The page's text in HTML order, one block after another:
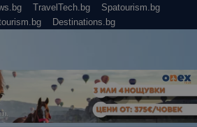
TravelTech.bg
Spatourism.bg
Destinations.bg